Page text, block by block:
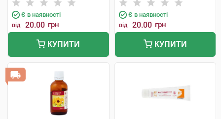
Є в наявності
від 20.00 грн
КУПИТИ
Є в наявності
від 20.00 грн
КУПИТИ